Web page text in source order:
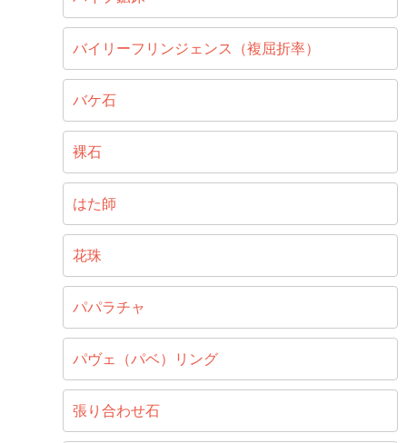
バイリーフリンジェンス（複屈折率）
バケ石
裸石
はた師
花珠
パパラチャ
パヴェ（パベ）リング
張り合わせ石